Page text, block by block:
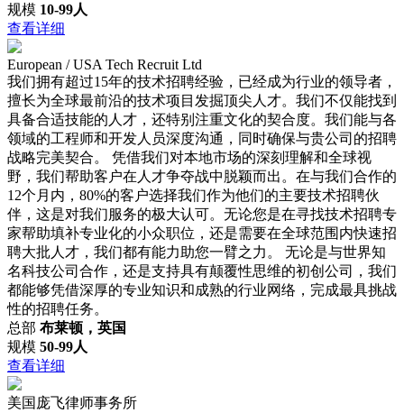
规模 10-99人
查看详细
European / USA Tech Recruit Ltd
我们拥有超过15年的技术招聘经验，已经成为行业的领导者，
擅长为全球最前沿的技术项目发掘顶尖人才。我们不仅能找到
具备合适技能的人才，还特别注重文化的契合度。我们能与各
领域的工程师和开发人员深度沟通，同时确保与贵公司的招聘
战略完美契合。 凭借我们对本地市场的深刻理解和全球视
野，我们帮助客户在人才争夺战中脱颖而出。在与我们合作的
12个月内，80%的客户选择我们作为他们的主要技术招聘伙
伴，这是对我们服务的极大认可。无论您是在寻找技术招聘专
家帮助填补专业化的小众职位，还是需要在全球范围内快速招
聘大批人才，我们都有能力助您一臂之力。 无论是与世界知
名科技公司合作，还是支持具有颠覆性思维的初创公司，我们
都能够凭借深厚的专业知识和成熟的行业网络，完成最具挑战
性的招聘任务。
总部 布莱顿，英国
规模 50-99人
查看详细
美国庞飞律师事务所